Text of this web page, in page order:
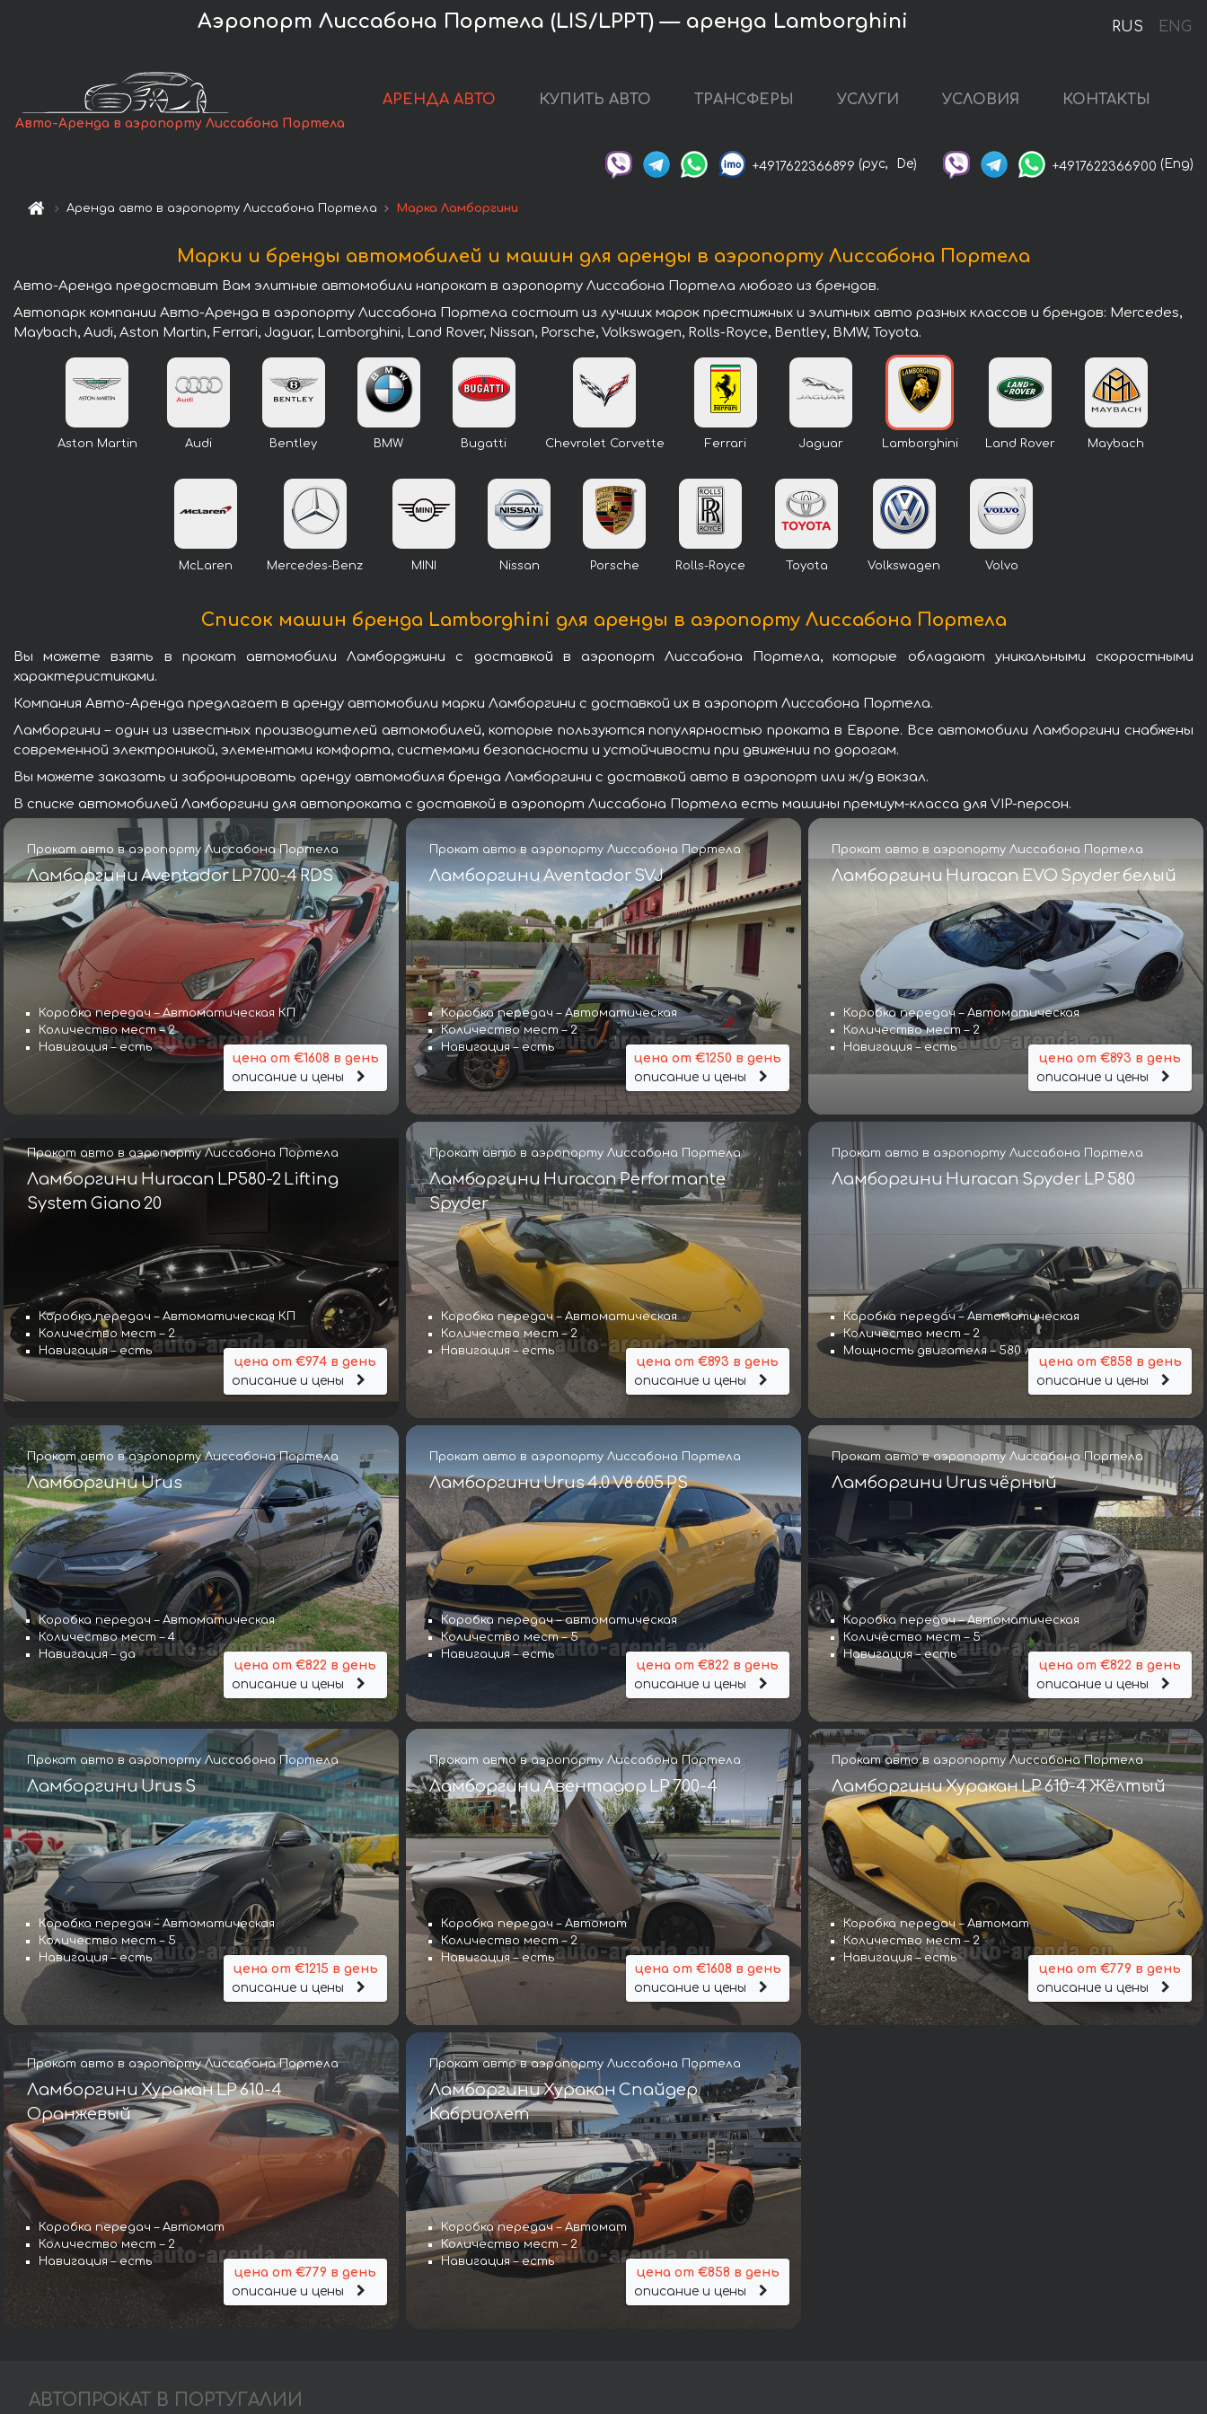
RUS ENG
Аэропорт Лиссабона Портела (LIS/LPPT) — аренда Lamborghini
Авто-Аренда в аэропорту Лиссабона Портела
АРЕНДА АВТО КУПИТЬ АВТО ТРАНСФЕРЫ УСЛУГИ УСЛОВИЯ КОНТАКТЫ
+4917622366899 (рус, De) +4917622366900 (Eng)
Аренда авто в аэропорту Лиссабона Портела Марка Ламборгини
Марки и бренды автомобилей и машин для аренды в аэропорту Лиссабона Портела
Авто-Аренда предоставит Вам элитные автомобили напрокат в аэропорту Лиссабона Портела любого из брендов.
Автопарк компании Авто-Аренда в аэропорту Лиссабона Портела состоит из лучших марок престижных и элитных авто разных классов и брендов: Mercedes,
Maybach, Audi, Aston Martin, Ferrari, Jaguar, Lamborghini, Land Rover, Nissan, Porsche, Volkswagen, Rolls-Royce, Bentley, BMW, Toyota.
Aston Martin Audi Bentley BMW Bugatti Chevrolet Corvette Ferrari Jaguar Lamborghini Land Rover Maybach
McLaren Mercedes-Benz MINI Nissan Porsche Rolls-Royce Toyota Volkswagen Volvo
Список машин бренда Lamborghini для аренды в аэропорту Лиссабона Портела
Вы можете взять в прокат автомобили Ламборджини с доставкой в аэропорт Лиссабона Портела, которые обладают уникальными скоростными
характеристиками.
Компания Авто-Аренда предлагает в аренду автомобили марки Ламборгини с доставкой их в аэропорт Лиссабона Портела.
Ламборгини – один из известных производителей автомобилей, которые пользуются популярностью проката в Европе. Все автомобили Ламборгини снабжены
современной электроникой, элементами комфорта, системами безопасности и устойчивости при движении по дорогам.
Вы можете заказать и забронировать аренду автомобиля бренда Ламборгини с доставкой авто в аэропорт или ж/д вокзал.
В списке автомобилей Ламборгини для автопроката с доставкой в аэропорт Лиссабона Портела есть машины премиум-класса для VIP-персон.
Прокат авто в аэропорту Лиссабона Портела
Ламборгини Aventador LP700-4 RDS
Коробка передач – Автоматическая КП
Количество мест – 2
Навигация – есть
цена от €1608 в день
описание и цены
Прокат авто в аэропорту Лиссабона Портела
Ламборгини Aventador SVJ
Коробка передач – Автоматическая
Количество мест – 2
Навигация – есть
цена от €1250 в день
описание и цены
Прокат авто в аэропорту Лиссабона Портела
Ламборгини Huracan EVO Spyder белый
Коробка передач – Автоматическая
Количество мест – 2
Навигация – есть
цена от €893 в день
описание и цены
Прокат авто в аэропорту Лиссабона Портела
Ламборгини Huracan LP580-2 Lifting
System Giano 20
Коробка передач – Автоматическая КП
Количество мест – 2
Навигация – есть
цена от €974 в день
описание и цены
Прокат авто в аэропорту Лиссабона Портела
Ламборгини Huracan Performante
Spyder
Коробка передач – Автоматическая
Количество мест – 2
Навигация – есть
цена от €893 в день
описание и цены
Прокат авто в аэропорту Лиссабона Портела
Ламборгини Huracan Spyder LP 580
Коробка передач – Автоматическая
Количество мест – 2
Мощность двигателя – 580 л. с.
цена от €858 в день
описание и цены
Прокат авто в аэропорту Лиссабона Портела
Ламборгини Urus
Коробка передач – Автоматическая
Количество мест – 4
Навигация – да
цена от €822 в день
описание и цены
Прокат авто в аэропорту Лиссабона Портела
Ламборгини Urus 4.0 V8 605 PS
Коробка передач – автоматическая
Количество мест – 5
Навигация – есть
цена от €822 в день
описание и цены
Прокат авто в аэропорту Лиссабона Портела
Ламборгини Urus чёрный
Коробка передач – Автоматическая
Количество мест – 5
Навигация – есть
цена от €822 в день
описание и цены
Прокат авто в аэропорту Лиссабона Портела
Ламборгини Urus S
Коробка передач – Автоматическая
Количество мест – 5
Навигация – есть
цена от €1215 в день
описание и цены
Прокат авто в аэропорту Лиссабона Портела
Ламборгини Авентадор LP 700-4
Коробка передач – Автомат
Количество мест – 2
Навигация – есть
цена от €1608 в день
описание и цены
Прокат авто в аэропорту Лиссабона Портела
Ламборгини Хуракан LP 610-4 Жёлтый
Коробка передач – Автомат
Количество мест – 2
Навигация – есть
цена от €779 в день
описание и цены
Прокат авто в аэропорту Лиссабона Портела
Ламборгини Хуракан LP 610-4
Оранжевый
Коробка передач – Автомат
Количество мест – 2
Навигация – есть
цена от €779 в день
описание и цены
Прокат авто в аэропорту Лиссабона Портела
Ламборгини Хуракан Спайдер
Кабриолет
Коробка передач – Автомат
Количество мест – 2
Навигация – есть
цена от €858 в день
описание и цены
АВТОПРОКАТ В ПОРТУГАЛИИ